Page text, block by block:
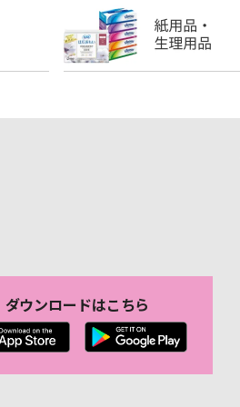
ダウンロードはこちら